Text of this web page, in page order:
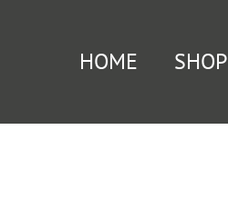
HOME SHOP